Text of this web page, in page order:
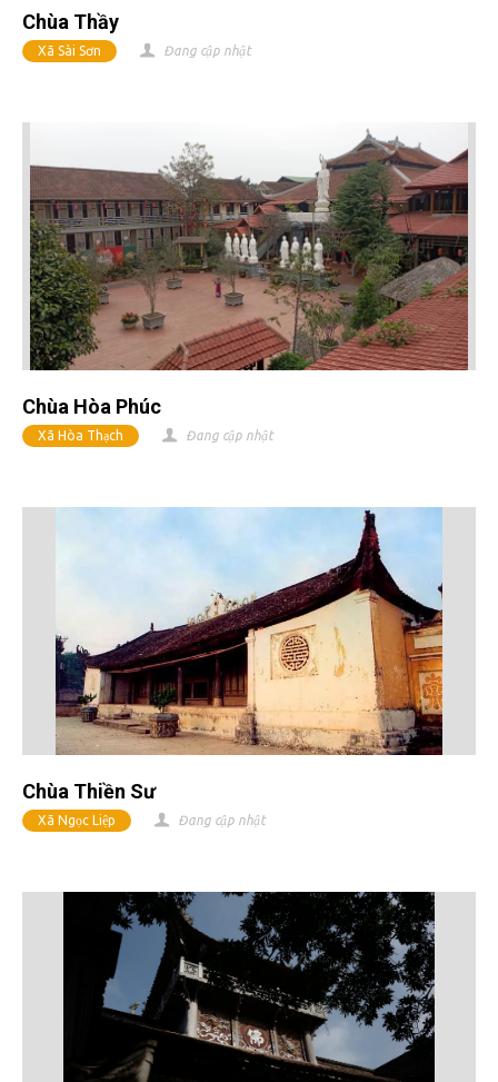
Chùa Thầy
Xã Sài Sơn Đang cập nhật
Chùa Hòa Phúc
Xã Hòa Thạch Đang cập nhật
Chùa Thiền Sư
Xã Ngọc Liệp Đang cập nhật